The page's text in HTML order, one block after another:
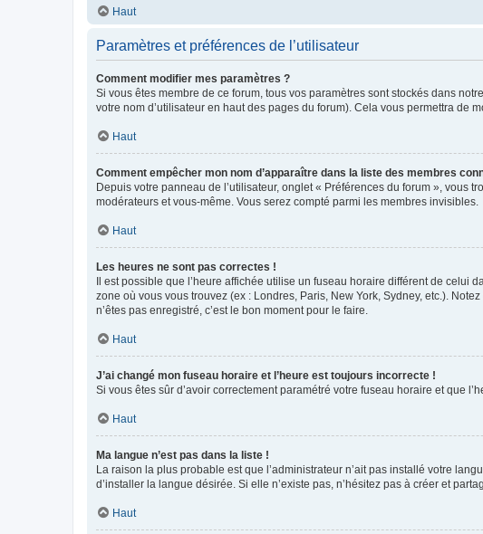
Haut
Paramètres et préférences de l’utilisateur
Comment modifier mes paramètres ?
Si vous êtes membre de ce forum, tous vos paramètres sont stockés dans
votre nom d’utilisateur en haut des pages du forum). Cela vous permettra de
Haut
Comment empêcher mon nom d’apparaître dans la liste des membres
Depuis votre panneau de l’utilisateur, onglet « Préférences du forum », vous
modérateurs et vous-même. Vous serez compté parmi les membres invisibles.
Haut
Les heures ne sont pas correctes !
Il est possible que l’heure affichée utilise un fuseau horaire différent de celui
zone où vous vous trouvez (ex : Londres, Paris, New York, Sydney, etc.).
n’êtes pas enregistré, c’est le bon moment pour le faire.
Haut
J’ai changé mon fuseau horaire et l’heure est toujours incorrecte !
Si vous êtes sûr d’avoir correctement paramétré votre fuseau horaire et que
Haut
Ma langue n’est pas dans la liste !
La raison la plus probable est que l’administrateur n’ait pas installé votre
d’installer la langue désirée. Si elle n’existe pas, n’hésitez pas à créer et
Haut